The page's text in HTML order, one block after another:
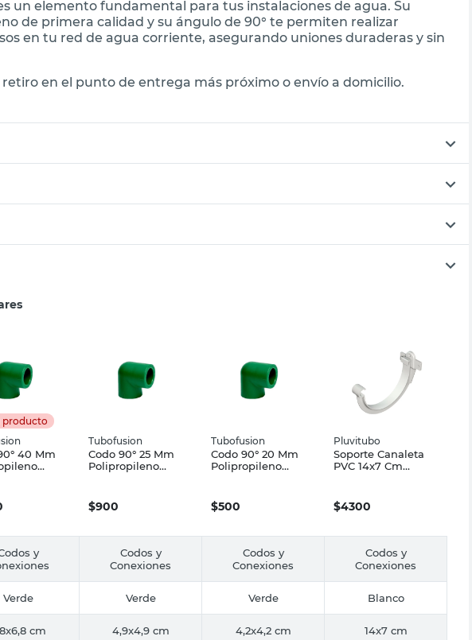
un elemento fundamental para tus instalaciones de agua. Su
de primera calidad y su ángulo de 90° te permiten realizar
en tu red de agua corriente, asegurando uniones duraderas y sin
en el punto de entrega más próximo o envío a domicilio.
producto
40 Mm
Tubofusion
Codo 90° 25 Mm
Polipropileno
$900
Tubofusion
Codo 90° 20 Mm
Polipropileno
$500
Pluvitubo
Soporte Canaleta
PVC 14x7 Cm
$4300
y
Codos y
Conexiones
Codos y
Conexiones
Codos y
Conexiones
Verde Verde Verde Blanco
cm 4,9x4,9 cm 4,2x4,2 cm 14x7 cm